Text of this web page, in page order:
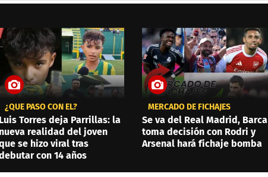
¿QUÉ PASÓ CON ÉL?
Luis Torres deja Parrillas: la
nueva realidad del joven
se hizo viral tras
con 14 años
MERCADO DE FICHAJES
Se va del Real Madrid, Barca
toma decisión con Rodri y
Arsenal hará fichaje bomba